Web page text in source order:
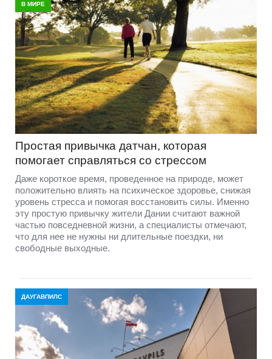
В МИРЕ
Простая привычка датчан, которая
помогает справляться со стрессом
Даже короткое время, проведенное на природе, может
положительно влиять на психическое здоровье, снижая
уровень стресса и помогая восстановить силы. Именно
эту простую привычку жители Дании считают важной
частью повседневной жизни, а специалисты отмечают,
что для нее не нужны ни длительные поездки, ни
свободные выходные.
ДАУГАВПИЛС